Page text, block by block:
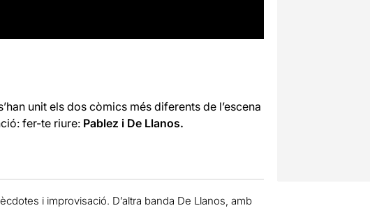
unit els dos còmics més diferents de l’escena
fer-te riure: Pablez i De Llanos.
i improvisació. D’altra banda De Llanos, amb